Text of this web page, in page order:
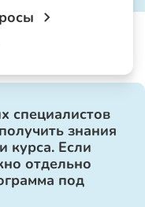
специалистов
знания
курса. Если
отдельно
под